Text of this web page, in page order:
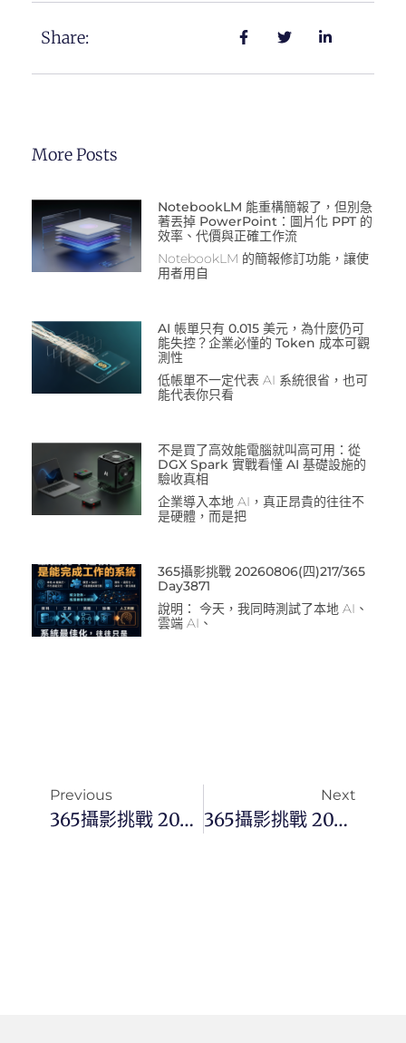
Share:
More Posts
NotebookLM 能重構簡報了，但別急
著丟掉 PowerPoint：圖片化 PPT 的
效率、代價與正確工作流
NotebookLM 的簡報修訂功能，讓使
用者用自
AI 帳單只有 0.015 美元，為什麼仍可
能失控？企業必懂的 Token 成本可觀
測性
低帳單不一定代表 AI 系統很省，也可
能代表你只看
不是買了高效能電腦就叫高可用：從
DGX Spark 實戰看懂 AI 基礎設施的
驗收真相
企業導入本地 AI，真正昂貴的往往不
是硬體，而是把
365攝影挑戰 20260806(四)217/365
Day3871
說明： 今天，我同時測試了本地 AI、
雲端 AI、
Previous
365攝影挑戰 20240418(四) 109/366 Day3012
Next
365攝影挑戰 20240419(五) 110/366 Day3013